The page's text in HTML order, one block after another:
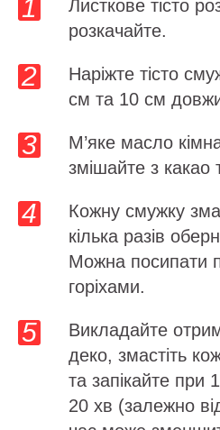
Листкове тісто
розкачайте.
Наріжте тісто
см та 10 см
М’яке масло
змішайте з какао
Кожну смужку
кілька разів
Можна посипати
горіхами.
Викладайте
деко, змастіть
та запікайте при
20 хв (залежно